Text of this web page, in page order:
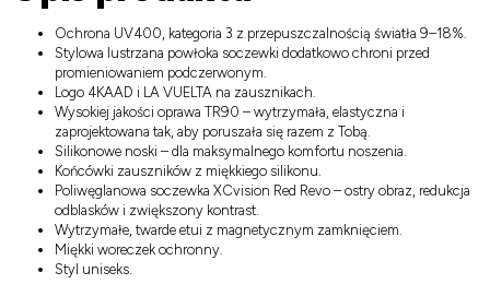
Ochrona UV400, kategoria 3 z przepuszczalnością światła 9–18%.
Stylowa lustrzana powłoka soczewki dodatkowo chroni przed
promieniowaniem podczerwonym.
Logo 4KAAD i LA VUELTA na zausznikach.
Wysokiej jakości oprawa TR90 – wytrzymała, elastyczna i
zaprojektowana tak, aby poruszała się razem z Tobą.
Silikonowe noski – dla maksymalnego komfortu noszenia.
Końcówki zauszników z miękkiego silikonu.
Poliwęglanowa soczewka XCvision Red Revo – ostry obraz, redukcja
odblasków i zwiększony kontrast.
Wytrzymałe, twarde etui z magnetycznym zamknięciem.
Miękki woreczek ochronny.
Styl uniseks.